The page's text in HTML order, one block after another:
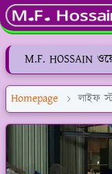
M.F. HOSSAIN
Homepage লাইফ